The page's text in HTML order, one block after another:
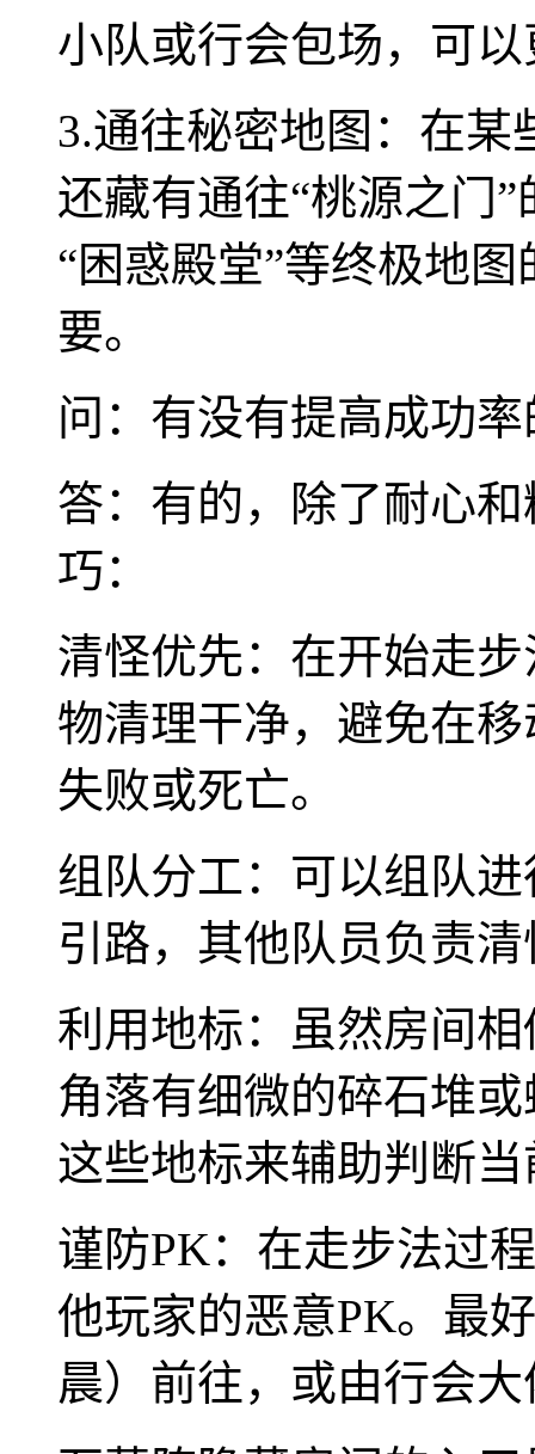
小队或行会包场，可
3.通往秘密地图：在
还藏有通往“桃源之门
“困惑殿堂”等终极地
要。
问：有没有提高成功
答：有的，除了耐心
巧：
清怪优先：在开始走
物清理干净，避免在
失败或死亡。
组队分工：可以组队
引路，其他队员负责
利用地标：虽然房间
角落有细微的碎石堆
这些地标来辅助判断
谨防PK：在走步法过
他玩家的恶意PK。最
晨）前往，或由行会